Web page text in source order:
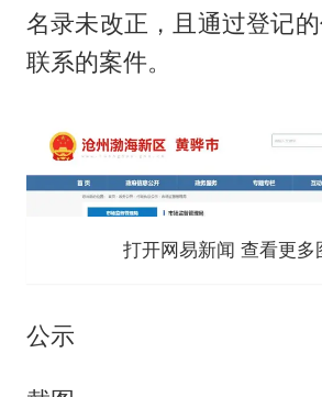
名录未改正，且通过登记
联系的案件。
打开网易新闻 查看更多
公示